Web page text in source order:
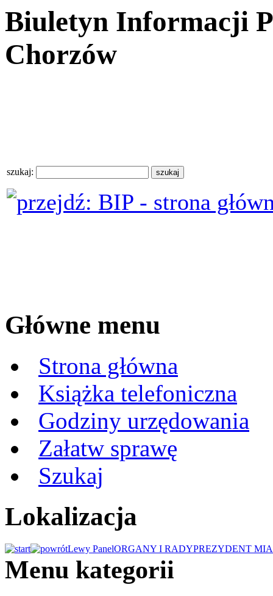
Biuletyn Informacji
Chorzów
szukaj:
Główne menu
Strona główna
Książka telefoniczna
Godziny urzędowania
Załatw sprawę
Szukaj
Lokalizacja
Lewy PanelORGANY I RADYPREZYDENT
Menu kategorii